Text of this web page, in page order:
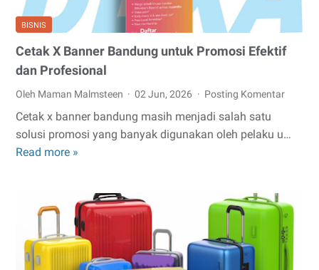
Sering
Tidak
Disadari
BISNIS
Cetak X Banner Bandung untuk Promosi Efektif
dan Profesional
Oleh Maman Malmsteen 02 Jun, 2026 Posting Komentar
Cetak x banner bandung masih menjadi salah satu
solusi promosi yang banyak digunakan oleh pelaku u…
Read more »
Bandung
untuk
Promosi
Efektif